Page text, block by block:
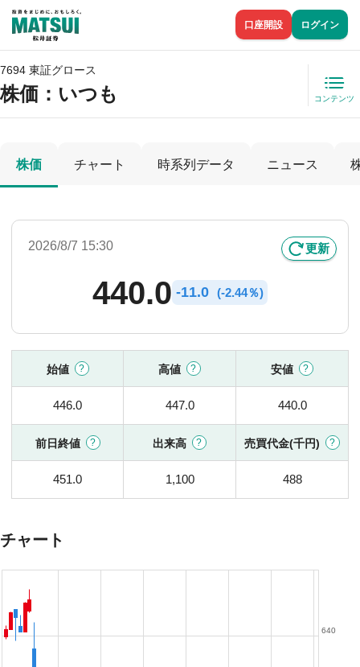
口座開設 ログイン
7694 東証グロース
株価 ：いつも コンテンツ
株価 チャート 時系列データ ニュース
2026/8/7 15:30 更新
440.0 -11.0 (-2.44％)
始値 高値 安値
446.0 447.0 440.0
前日終値 出来高 売買代金(千円)
451.0 1,100 488
チャート
640